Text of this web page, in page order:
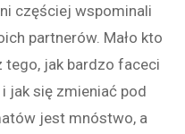
częściej wspominali
partnerów. Mało kto
tego, jak bardzo faceci
jak się zmieniać pod
jest mnóstwo, a